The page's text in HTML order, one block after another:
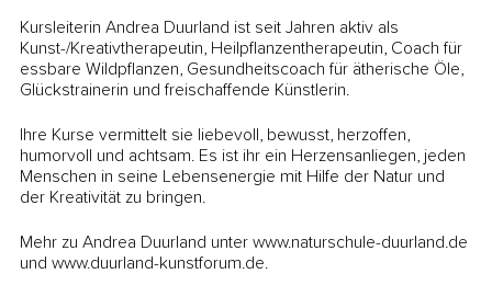
Kursleiterin Andrea Duurland ist seit Jahren aktiv als
Kunst-/Kreativtherapeutin, Heilpflanzentherapeutin, Coach für
essbare Wildpflanzen, Gesundheitscoach für ätherische Öle,
Glückstrainerin und freischaffende Künstlerin.
Ihre Kurse vermittelt sie liebevoll, bewusst, herzoffen,
humorvoll und achtsam. Es ist ihr ein Herzensanliegen, jeden
Menschen in seine Lebensenergie mit Hilfe der Natur und
der Kreativität zu bringen.
Mehr zu Andrea Duurland unter www.naturschule-duurland.de
und www.duurland-kunstforum.de.